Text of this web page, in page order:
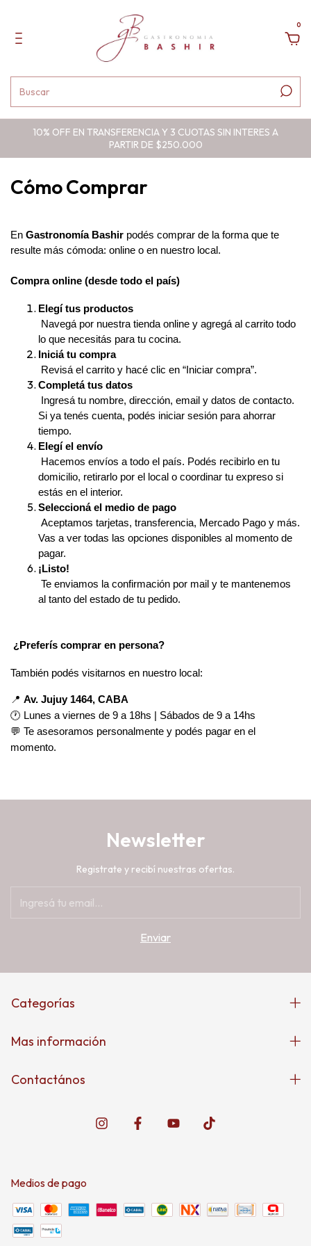
0
10% OFF EN TRANSFERENCIA Y 3 CUOTAS SIN INTERES A
PARTIR DE $250.000
Cómo Comprar
En Gastronomía Bashir podés comprar de la forma que te
resulte más cómoda: online o en nuestro local.
Compra online (desde todo el país)
Elegí tus productos
lo que necesitás para tu cocina.
Iniciá tu compra
Revisá el carrito y hacé clic en “Iniciar compra”.
Completá tus datos
Si ya tenés cuenta, podés iniciar sesión para ahorrar
tiempo.
Elegí el envío
domicilio, retirarlo por el local o coordinar tu expreso si
estás en el interior.
Seleccioná el medio de pago
Vas a ver todas las opciones disponibles al momento de
pagar.
¡Listo!
al tanto del estado de tu pedido.
¿Preferís comprar en persona?
También podés visitarnos en nuestro local:
📍 Av. Jujuy 1464, CABA
🕐 Lunes a viernes de 9 a 18hs | Sábados de 9 a 14hs
💬 Te asesoramos personalmente y podés pagar en el
momento.
Newsletter
Registrate y recibí nuestras ofertas.
Categorías
Mas información
Contactános
Medios de pago